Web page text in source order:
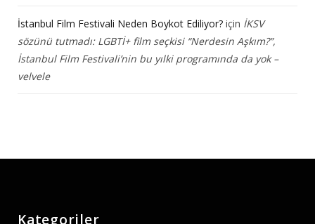
İstanbul Film Festivali Neden Boykot Ediliyor? için İKSV
sözünü tutmadı: LGBTİ+ film seçkisi “Nerdesin Aşkım?”,
İstanbul Film Festivali’nin bu yılki programında da yok –
velvele
Kategoriler